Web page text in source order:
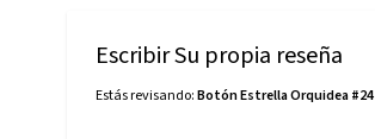
Escribir Su propia reseña
Estás revisando:Botón Estrella Orquidea #24